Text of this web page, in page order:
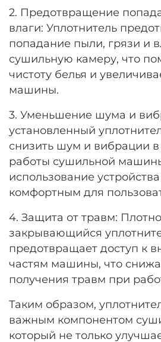
2. Предотвращение
влаги: Уплотнитель
попадание пыли, грязи и
сушильную камеру, что
чистоту белья и
машины.
3. Уменьшение шума и
установленный
снизить шум и вибрации в
работы сушильной
использование
комфортным для
4. Защита от травм: Плотно
закрывающийся
предотвращает доступ к
частям машины, что
получения травм при
Таким образом,
важным компонентом
который не только